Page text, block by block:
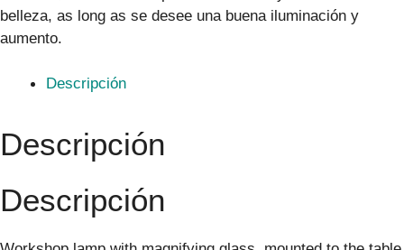
belleza, as long as se desee una buena iluminación y
aumento.
Descripción
Descripción
Descripción